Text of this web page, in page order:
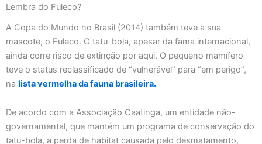
Lembra do Fuleco?
A Copa do Mundo no Brasil (2014) também teve a sua
mascote, o Fuleco. O tatu-bola, apesar da fama internacional,
ainda corre risco de extinção por aqui. O pequeno mamífero
teve o status reclassificado de “vulnerável” para “em perigo”,
na lista vermelha da fauna brasileira.
De acordo com a Associação Caatinga, um entidade não-
governamental, que mantém um programa de conservação do
tatu-bola, a perda de habitat causada pelo desmatamento,